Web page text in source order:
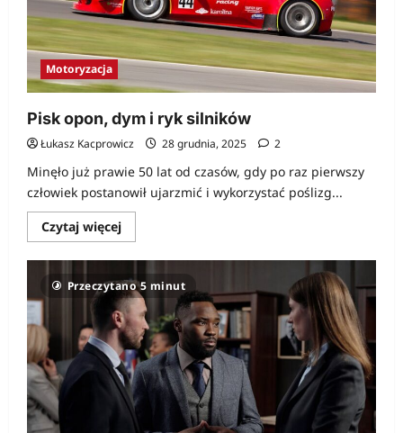
Motoryzacja
Pisk opon, dym i ryk silników
Łukasz Kacprowicz 28 grudnia, 2025 2
Minęło już prawie 50 lat od czasów, gdy po raz pierwszy
człowiek postanowił ujarzmić i wykorzystać poślizg...
Czytaj więcejDowiedz
się
o
Pisk
opon,
dym
i
ryk
silników
Przeczytano 5 minut